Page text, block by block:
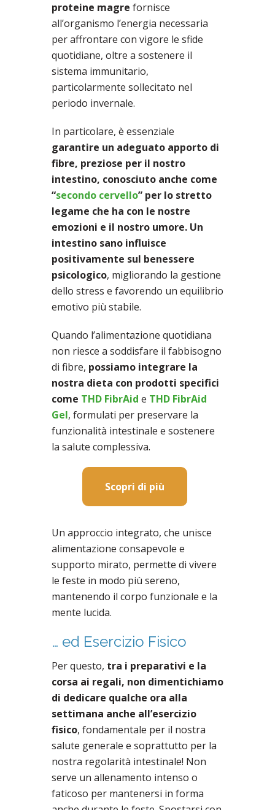
proteine magre fornisce
all’organismo l’energia necessaria
per affrontare con vigore le sfide
quotidiane, oltre a sostenere il
sistema immunitario,
particolarmente sollecitato nel
periodo invernale.
In particolare, è essenziale
garantire un adeguato apporto di
fibre, preziose per il nostro
intestino, conosciuto anche come
“secondo cervello” per lo stretto
legame che ha con le nostre
emozioni e il nostro umore. Un
intestino sano influisce
positivamente sul benessere
psicologico, migliorando la gestione
dello stress e favorendo un equilibrio
emotivo più stabile.
Quando l’alimentazione quotidiana
non riesce a soddisfare il fabbisogno
di fibre, possiamo integrare la
nostra dieta con prodotti specifici
come THD FibrAid e THD FibrAid
Gel, formulati per preservare la
funzionalità intestinale e sostenere
la salute complessiva.
Scopri di più
Un approccio integrato, che unisce
alimentazione consapevole e
supporto mirato, permette di vivere
le feste in modo più sereno,
mantenendo il corpo funzionale e la
mente lucida.
… ed Esercizio Fisico
Per questo, tra i preparativi e la
corsa ai regali, non dimentichiamo
di dedicare qualche ora alla
settimana anche all’esercizio
fisico, fondamentale per il nostra
salute generale e soprattutto per la
nostra regolarità intestinale! Non
serve un allenamento intenso o
faticoso per mantenersi in forma